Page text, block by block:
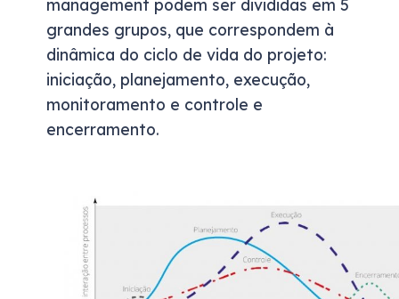
management podem ser divididas em 5
grandes grupos, que correspondem à
dinâmica do ciclo de vida do projeto:
iniciação, planejamento, execução,
monitoramento e controle e
encerramento.